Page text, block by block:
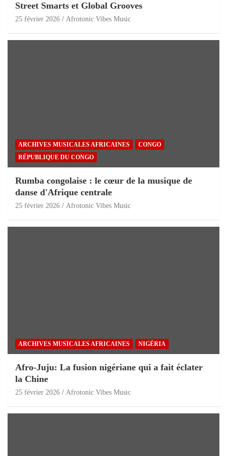
Street Smarts et Global Grooves
25 février 2026 Afrotonic Vibes Music
ARCHIVES MUSICALES AFRICAINES
CONGO
RÉPUBLIQUE DU CONGO
Rumba congolaise : le cœur de la musique de
danse d'Afrique centrale
25 février 2026 Afrotonic Vibes Music
ARCHIVES MUSICALES AFRICAINES NIGÉRIA
Afro-Juju: La fusion nigériane qui a fait éclater
la Chine
25 février 2026 Afrotonic Vibes Music